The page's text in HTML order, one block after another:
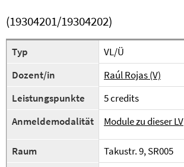
(19304201/19304202)
Typ
VL/Ü
Dozent/in
Raúl Rojas (V)
Leistungspunkte
5 credits
Anmeldemodalität
Module zu dieser LV
Raum
Takustr. 9, SR005